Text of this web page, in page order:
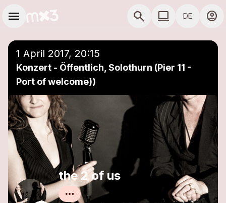
menu search COMPUTER
computer DE account_circle
1 April 2017, 20:15
Konzert - Öffentlich, Solothurn (Pier 11 -
Port of welcome))
the 2 of us
Einer Playlist hinzufügen close